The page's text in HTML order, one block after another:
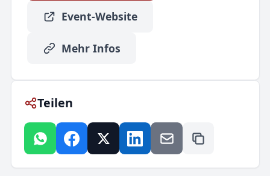
Event-Website
Mehr Infos
Teilen